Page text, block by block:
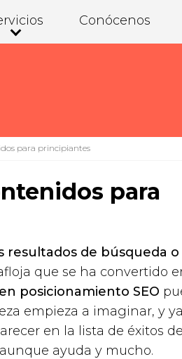
Conócenos
para principiantes
para
resultados de búsqueda o
que se ha convertido
posicionamiento SEO
empieza a imaginar, y
en la lista de éxitos
ayuda y mucho.